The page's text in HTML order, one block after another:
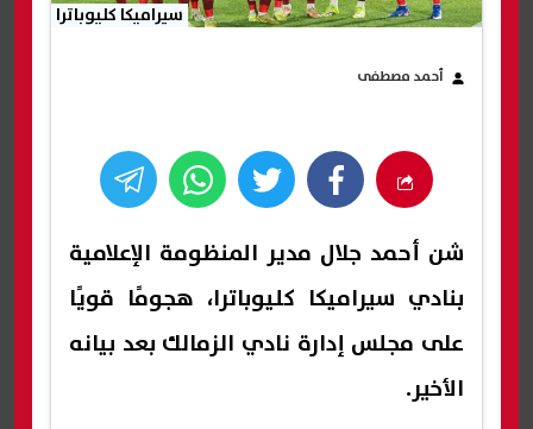
سيراميكا كليوباترا
أحمد مصطفى
شن أحمد جلال مدير المنظومة الإعلامية
بنادي سيراميكا كليوباترا، هجومًا قويًا
على مجلس إدارة نادي الزمالك بعد بيانه
الأخير.